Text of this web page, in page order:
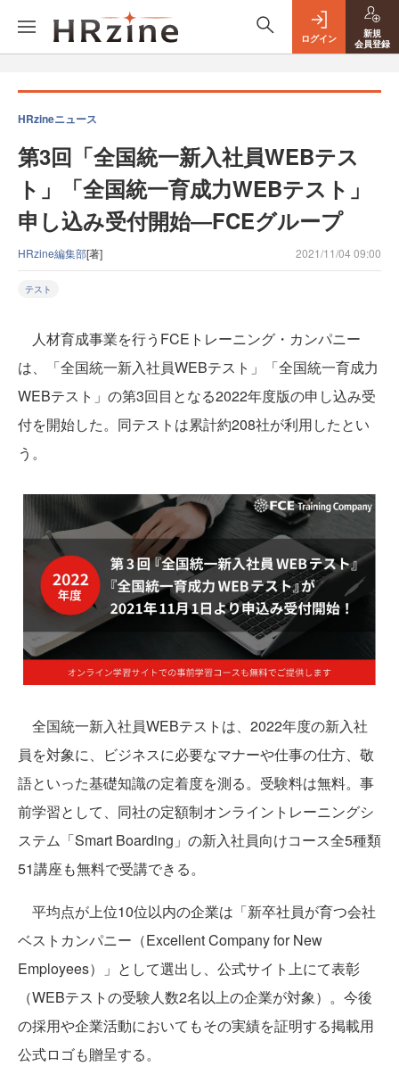
ログイン
新規
会員登録
HRzineニュース
第3回「全国統一新入社員WEBテス
ト」「全国統一育成力WEBテスト」
申し込み受付開始―FCEグループ
HRzine編集部[著] 2021/11/04 09:00
テスト
人材育成事業を行うFCEトレーニング・カンパニー
は、「全国統一新入社員WEBテスト」「全国統一育成力
WEBテスト」の第3回目となる2022年度版の申し込み受
付を開始した。同テストは累計約208社が利用したとい
う。
全国統一新入社員WEBテストは、2022年度の新入社
員を対象に、ビジネスに必要なマナーや仕事の仕方、敬
語といった基礎知識の定着度を測る。受験料は無料。事
前学習として、同社の定額制オンライントレーニングシ
ステム「Smart Boarding」の新入社員向けコース全5種類
51講座も無料で受講できる。
平均点が上位10位以内の企業は「新卒社員が育つ会社
ベストカンパニー（Excellent Company for New
Employees）」として選出し、公式サイト上にて表彰
（WEBテストの受験人数2名以上の企業が対象）。今後
の採用や企業活動においてもその実績を証明する掲載用
公式ロゴも贈呈する。